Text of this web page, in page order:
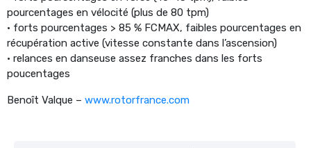
pourcentages en vélocité (plus de 80 tpm)
• forts pourcentages > 85 % FCMAX, faibles pourcentages en
récupération active (vitesse constante dans l’ascension)
• relances en danseuse assez franches dans les forts
poucentages
Benoît Valque – www.rotorfrance.com